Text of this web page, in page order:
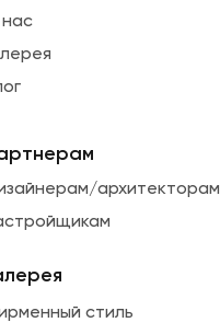
архитекторам
стиль